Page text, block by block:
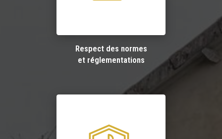
Respect des normes
et réglementations